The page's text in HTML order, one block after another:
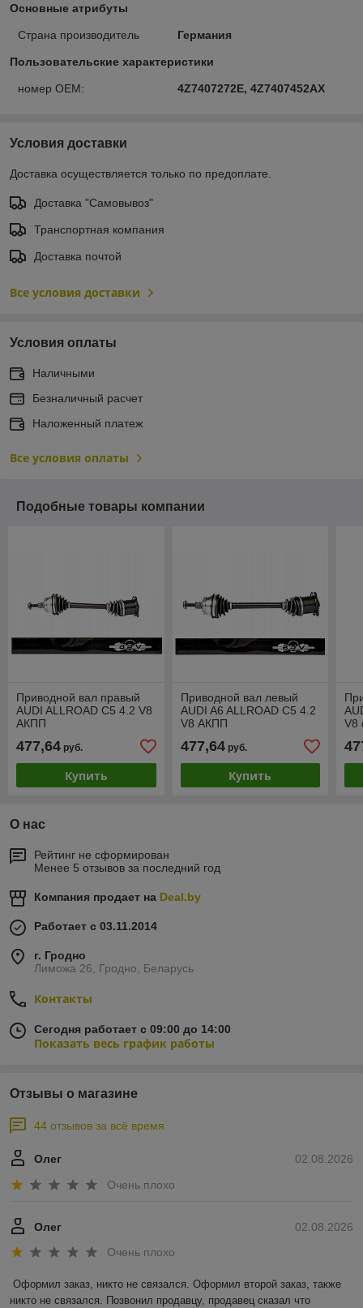
Основные атрибуты
Страна производитель Германия
Пользовательские характеристики
номер OEM: 4Z7407272E, 4Z7407452AX
Условия доставки
Доставка осуществляется только по предоплате.
Доставка "Самовывоз"
Транспортная компания
Доставка почтой
Все условия доставки
Условия оплаты
Наличными
Безналичный расчет
Наложенный платеж
Все условия оплаты
Подобные товары компании
Приводной вал правый
AUDI ALLROAD C5 4.2 V8
АКПП
477,64 руб.
Купить
Приводной вал левый
AUDI A6 ALLROAD C5 4.2
V8 АКПП
477,64руб.
Купить
V8
О нас
Рейтинг не сформирован
Менее 5 отзывов за последний год
Компания продает на Deal.by
Работает с 03.11.2014
г. Гродно
Лиможа 26, Гродно, Беларусь
Контакты
Сегодня работает с 09:00 до 14:00
Показать весь график работы
Отзывы о магазине
44 отзывов за всё время
02.08.2026
Олег
Очень плохо
02.08.2026
Олег
Очень плохо
Оформил заказ, никто не связался. Оформил второй заказ, также
никто не связался. Позвонил продавцу, продавец сказал что